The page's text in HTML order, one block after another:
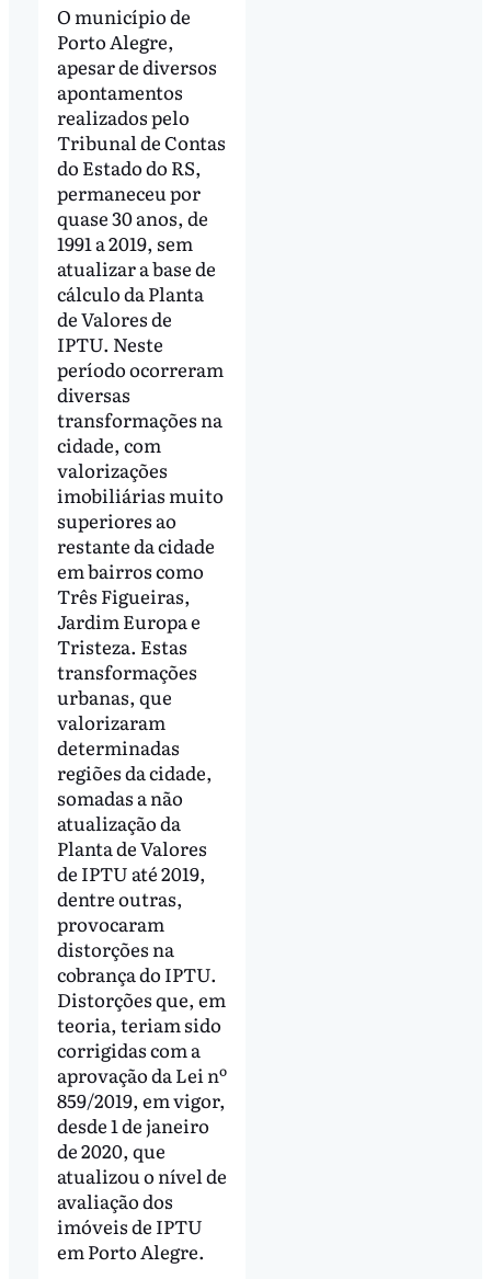
O município de
Porto Alegre,
apesar de diversos
apontamentos
realizados pelo
Tribunal de Contas
do Estado do RS,
permaneceu por
quase 30 anos, de
1991 a 2019, sem
atualizar a base de
cálculo da Planta
de Valores de
IPTU. Neste
período ocorreram
diversas
transformações na
cidade, com
valorizações
imobiliárias muito
superiores ao
restante da cidade
em bairros como
Três Figueiras,
Jardim Europa e
Tristeza. Estas
transformações
urbanas, que
valorizaram
determinadas
regiões da cidade,
somadas a não
atualização da
Planta de Valores
de IPTU até 2019,
dentre outras,
provocaram
distorções na
cobrança do IPTU.
Distorções que, em
teoria, teriam sido
corrigidas com a
aprovação da Lei nº
859/2019, em vigor,
desde 1 de janeiro
de 2020, que
atualizou o nível de
avaliação dos
imóveis de IPTU
em Porto Alegre.